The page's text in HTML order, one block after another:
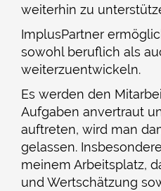
weiterhin zu
ImplusPartner
sowohl beruflich als
weiterzuentwickeln.
Es werden den
Aufgaben anvertraut
auftreten, wird man
gelassen.
meinem Arbeitsplatz,
und Wertschätzung